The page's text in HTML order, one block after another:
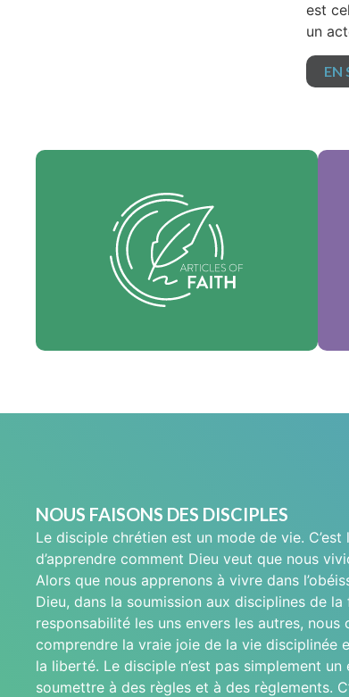
est
un
EN
Nos articles de foi sont nos croyances
fondamentales et exposent les vérités
essentielles qui guident chaque
domaine de pratique.
Foi
NOUS FAISONS DES DISCIPLES
Le disciple chrétien est un mode de vie. C’est
d’apprendre comment Dieu veut que nous
Alors que nous apprenons à vivre dans
Dieu, dans la soumission aux disciplines de
responsabilité les uns envers les autres, nous
comprendre la vraie joie de la vie disciplinée
la liberté. Le disciple n’est pas simplement
soumettre à des règles et à des règlements.